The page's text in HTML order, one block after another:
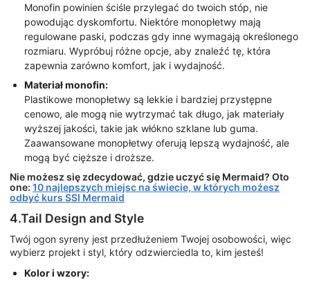
Monofin powinien ściśle przylegać do twoich stóp, nie
powodując dyskomfortu. Niektóre monopłetwy mają
regulowane paski, podczas gdy inne wymagają określonego
rozmiaru. Wypróbuj różne opcje, aby znaleźć tę, która
zapewnia zarówno komfort, jak i wydajność.
Materiał monofin:
Plastikowe monopłetwy są lekkie i bardziej przystępne
cenowo, ale mogą nie wytrzymać tak długo, jak materiały
wyższej jakości, takie jak włókno szklane lub guma.
Zaawansowane monopłetwy oferują lepszą wydajność, ale
mogą być cięższe i droższe.
Nie możesz się zdecydować, gdzie uczyć się Mermaid? Oto
one: 10 najlepszych miejsc na świecie, w których możesz
odbyć kurs SSI Mermaid
4.Tail Design and Style
Twój ogon syreny jest przedłużeniem Twojej osobowości, więc
wybierz projekt i styl, który odzwierciedla to, kim jesteś!
Kolor i wzory: